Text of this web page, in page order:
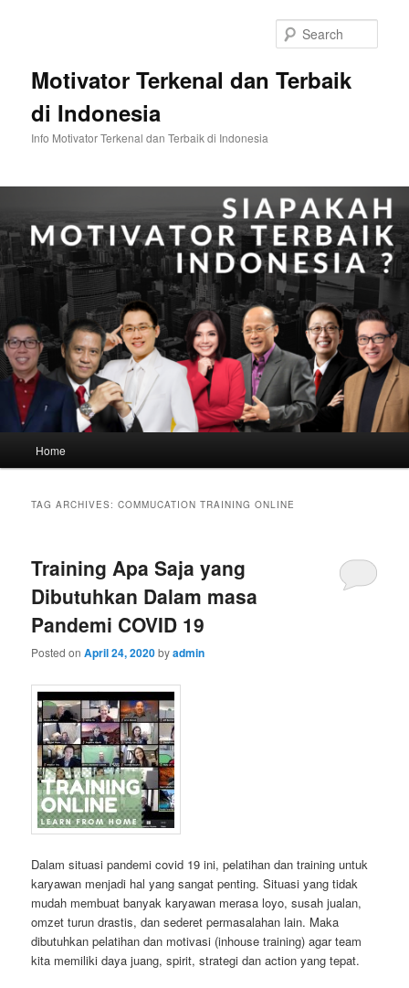
Motivator Terkenal dan Terbaik
di Indonesia
Info Motivator Terkenal dan Terbaik di Indonesia
Home
TAG ARCHIVES:COMMUCATION TRAINING ONLINE
Training Apa Saja yang
Dibutuhkan Dalam masa
Pandemi COVID 19
Posted onApril 24, 2020byadmin
Dalam situasi pandemi covid 19 ini, pelatihan dan training untuk
karyawan menjadi hal yang sangat penting. Situasi yang tidak
mudah membuat banyak karyawan merasa loyo, susah jualan,
omzet turun drastis, dan sederet permasalahan lain. Maka
dibutuhkan pelatihan dan motivasi (inhouse training) agar team
kita memiliki daya juang, spirit, strategi dan action yang tepat.